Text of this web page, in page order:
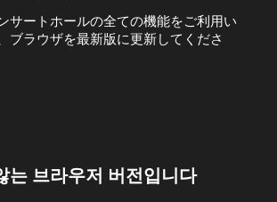
サートホールの全ての機能をご利用い
ブラウザを最新版に更新してくださ
는 브라우저 버전입니다